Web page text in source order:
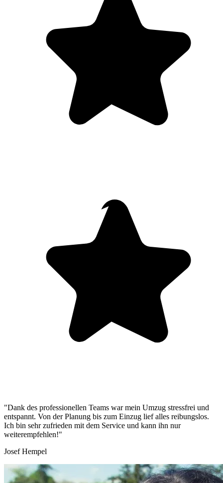
"Dank des professionellen Teams war mein Umzug stressfrei und
entspannt. Von der Planung bis zum Einzug lief alles reibungslos.
Ich bin sehr zufrieden mit dem Service und kann ihn nur
weiterempfehlen!"
Josef Hempel